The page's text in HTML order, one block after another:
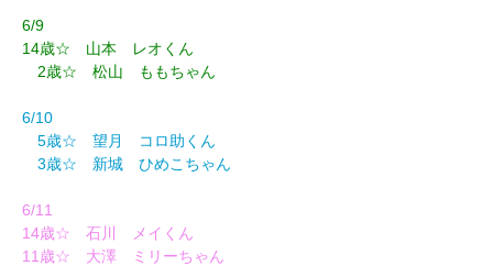
6/9
14歳☆ 山本 レオくん
2歳☆ 松山 ももちゃん
6/10
5歳☆ 望月 コロ助くん
3歳☆ 新城 ひめこちゃん
6/11
14歳☆ 石川 メイくん
11歳☆ 大澤 ミリーちゃん